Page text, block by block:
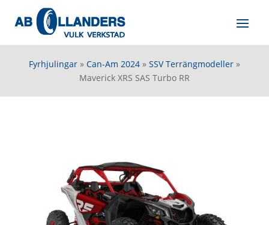
Fyrhjulingar» Can-Am 2024» SSV Terrängmodeller»
Maverick XRS SAS Turbo RR